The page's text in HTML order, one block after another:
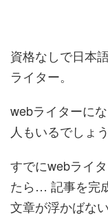
資格なしで日本
ライター。
webライターに
人もいるでしょう
すでにwebライ
たら… 記事を完
文章が浮かばな